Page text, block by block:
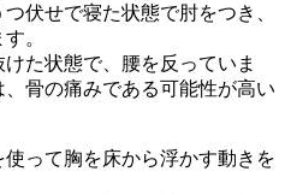
伏せで寝た状態で肘をつき、
。
た状態で、腰を反っていま
骨の痛みである可能性が高い
って胸を床から浮かす動きを